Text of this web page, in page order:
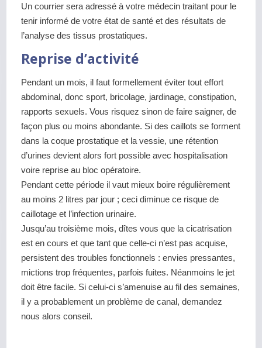
Un courrier sera adressé à votre médecin traitant pour le
tenir informé de votre état de santé et des résultats de
l’analyse des tissus prostatiques.
Reprise d’activité
Pendant un mois, il faut formellement éviter tout effort
abdominal, donc sport, bricolage, jardinage, constipation,
rapports sexuels. Vous risquez sinon de faire saigner, de
façon plus ou moins abondante. Si des caillots se forment
dans la coque prostatique et la vessie, une rétention
d’urines devient alors fort possible avec hospitalisation
voire reprise au bloc opératoire.
Pendant cette période il vaut mieux boire régulièrement
au moins 2 litres par jour ; ceci diminue ce risque de
caillotage et l’infection urinaire.
Jusqu’au troisième mois, dîtes vous que la cicatrisation
est en cours et que tant que celle-ci n’est pas acquise,
persistent des troubles fonctionnels : envies pressantes,
mictions trop fréquentes, parfois fuites. Néanmoins le jet
doit être facile. Si celui-ci s’amenuise au fil des semaines,
il y a probablement un problème de canal, demandez
nous alors conseil.